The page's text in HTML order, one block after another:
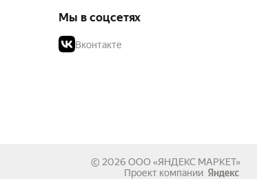
Мы в соцсетях
Вконтакте
© 2026 ООО «ЯНДЕКС МАРКЕТ»
Проект компании